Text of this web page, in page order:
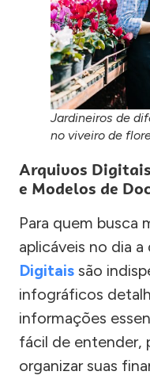
Jardineiros de
no viveiro de
Arquivos
e Modelos de
Para quem busca
aplicáveis no dia a
Digitais são
infográficos
informações
fácil de entender,
organizar suas